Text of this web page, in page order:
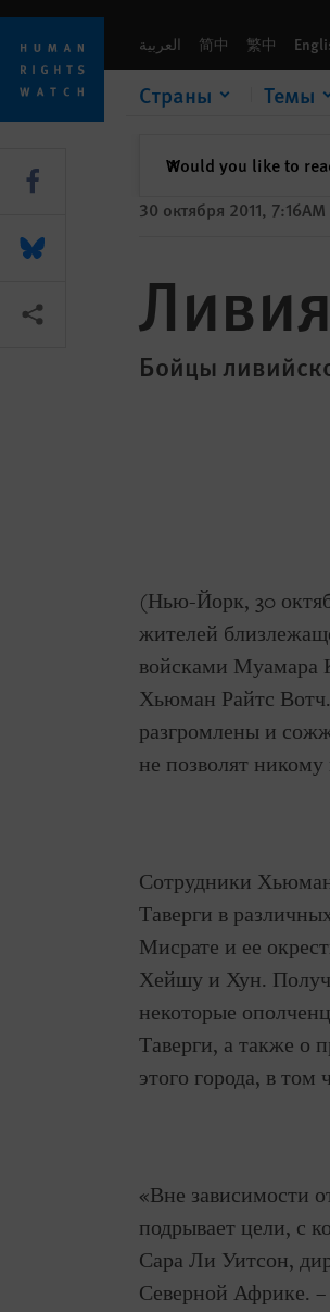
Skip
cookie
privacy
notice
Skip
main
content
العربية 简中 繁中
Страны Темы
Would you like to
✕закрыть
30 октября 2011, 7:16AM
Бойцы
(Нью-Йорк, 30
жителей
войсками Муамара
Хьюман Райтс
разгромлены и
не позволят никому
Сотрудники Хьюман
Таверги в
Мисрате и ее
Хейшу и Хун.
некоторые
Таверги, а также о
этого города, в
«Вне зависимости
подрывает цели, с
Сара Ли Уитсон,
Северной Африке.
Share this via Facebook
Share this via Bluesky
Share this via Поделиться